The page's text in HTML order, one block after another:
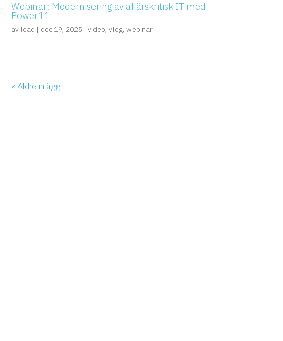
Webinar: Modernisering av affärskritisk IT med
Power11
av load | dec 19, 2025 | video, vlog, webinar
« Äldre inlägg